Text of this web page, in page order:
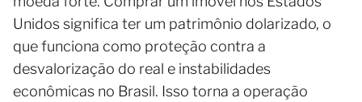
Unidos significa ter um patrimônio dolarizado, o
que funciona como proteção contra a
desvalorização do real e instabilidades
econômicas no Brasil. Isso torna a operação